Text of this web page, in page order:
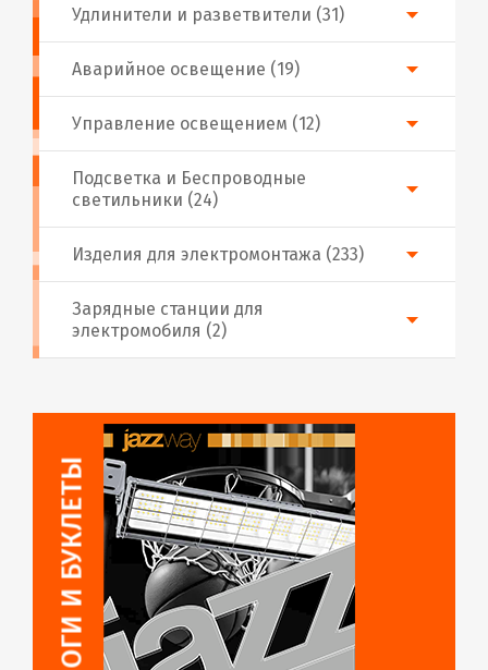
Аварийное освещение (19)
Подсветка и Беспроводные
светильники (24)
Изделия для электромонтажа (233)
Удлинители и разветвители (31)
Управление освещением (12)
Зарядные станции для
электромобиля (2)